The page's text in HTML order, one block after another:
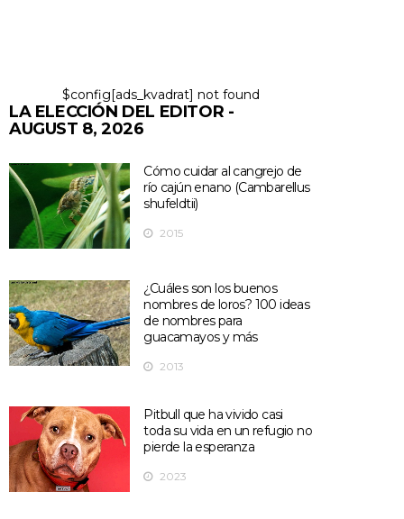
$config[ads_kvadrat] not found
LA ELECCIÓN DEL EDITOR -
AUGUST 8, 2026
Cómo cuidar al cangrejo de
río cajún enano (Cambarellus
shufeldtii)
2015
¿Cuáles son los buenos
nombres de loros? 100 ideas
de nombres para
guacamayos y más
2013
Pitbull que ha vivido casi
toda su vida en un refugio no
pierde la esperanza
2023